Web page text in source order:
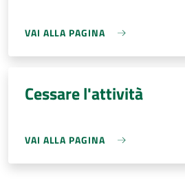
VAI ALLA PAGINA
Cessare l'attività
VAI ALLA PAGINA